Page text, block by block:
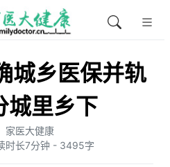
城乡医保并轨
城里乡下
家医大健康
长7分钟 - 3495字